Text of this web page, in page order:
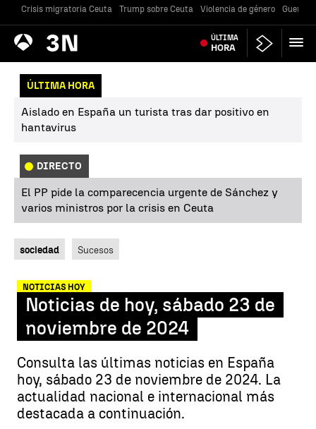
Crisis migratoria Ceuta Trump sobre Ceuta Violencia de género Guerra
Antena
3 Noticias ÚLTIMA
HORA
ÚLTIMA HORA
Aislado en España un turista tras dar positivo en
hantavirus
DIRECTO
El PP pide la comparecencia urgente de Sánchez y
varios ministros por la crisis en Ceuta
sociedad Sucesos
NOTICIAS HOY
Noticias de hoy, sábado 23 de
noviembre de 2024
Consulta las últimas noticias en España
hoy, sábado 23 de noviembre de 2024. La
actualidad nacional e internacional más
destacada a continuación.